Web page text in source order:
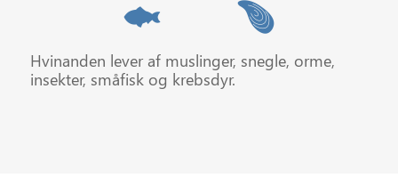
Hvinanden lever af muslinger, snegle, orme,
insekter, småfisk og krebsdyr.